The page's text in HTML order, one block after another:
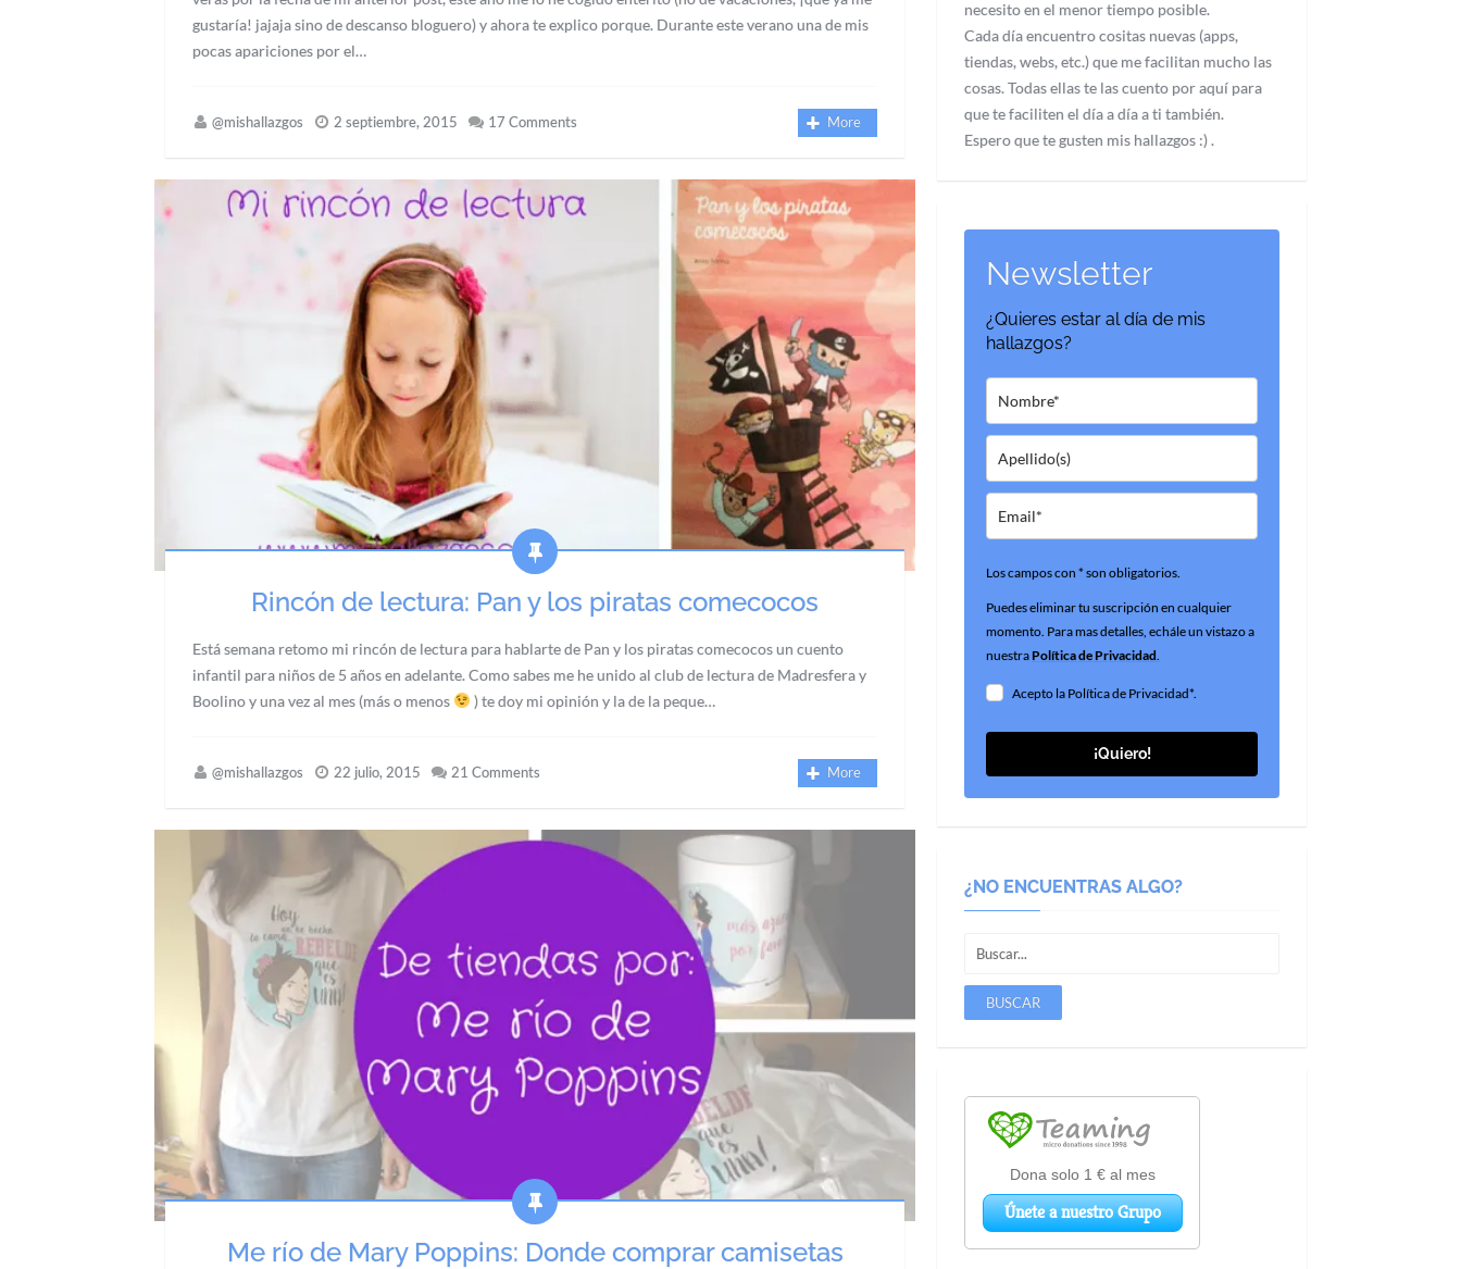
gustaría! jajaja sino de descanso bloguero) y ahora te explico porque. Durante este verano una de mis
pocas apariciones por el…
@mishallazgos 2 septiembre, 2015 17 Comments More
Rincón de lectura: Pan y los piratas comecocos
Está semana retomo mi rincón de lectura para hablarte de Pan y los piratas comecocos un cuento
infantil para niños de 5 años en adelante. Como sabes me he unido al club de lectura de Madresfera y
Boolino y una vez al mes (más o menos
) te doy mi opinión y la de la peque…
@mishallazgos 22 julio, 2015 21 Comments More
Me río de Mary Poppins: Donde comprar camisetas
necesito en el menor tiempo posible.
Cada día encuentro cositas nuevas (apps,
tiendas, webs, etc.) que me facilitan mucho las
cosas. Todas ellas te las cuento por aquí para
que te faciliten el día a día a ti también.
Espero que te gusten mis hallazgos :) .
Newsletter
¿Quieres estar al día de mis
hallazgos?
Los campos con * son obligatorios.
Puedes eliminar tu suscripción en cualquier
momento. Para mas detalles, echále un vistazo a
nuestraPolítica de Privacidad.
Acepto la Política de Privacidad*.
¡Quiero!
¿NO ENCUENTRAS ALGO?